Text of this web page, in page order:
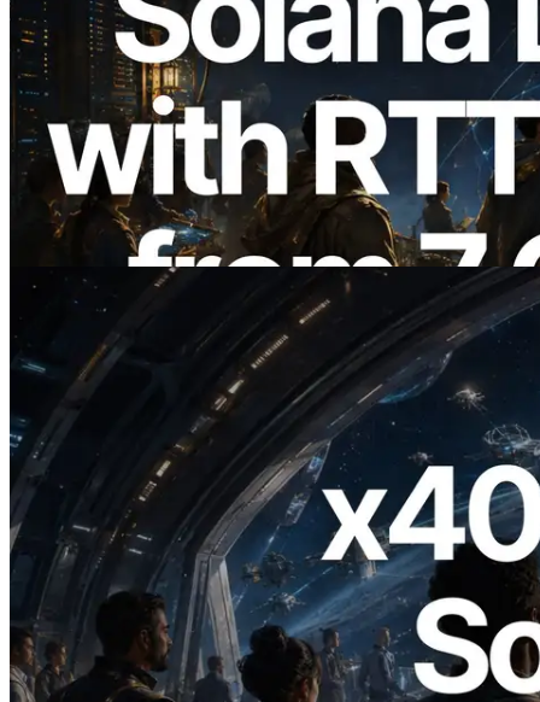
2026.08.05
ERPC erweitert Solana Leader Slot API
um Ping-Messung aus 7 globalen
Regionen — Validators Information API
ebenfalls gestartet
Lesen Sie diesen Artikel
2026.07.04
ERPC startet x402-fähige Solana RPC —
Der Beginn einer Ära, in der KI-Agenten
APIs bei Bedarf bezahlen